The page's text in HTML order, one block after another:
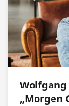
Wolfgang
„Morgen